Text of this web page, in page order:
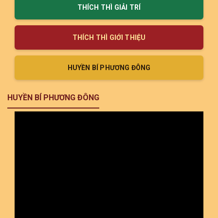
THÍCH THÌ GIẢI TRÍ
THÍCH THÌ GIỚI THIỆU
HUYỀN BÍ PHƯƠNG ĐÔNG
HUYỀN BÍ PHƯƠNG ĐÔNG